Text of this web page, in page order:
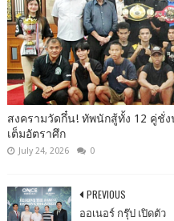
สงครามวัดกึ๋น! ทัพนักสู้ทั้ง 12 คู่ชั่
เต็มอัตราศึก
July 24, 2026 0
PREVIOUS
ออเนอร์ กรุ๊ป เปิดตัว